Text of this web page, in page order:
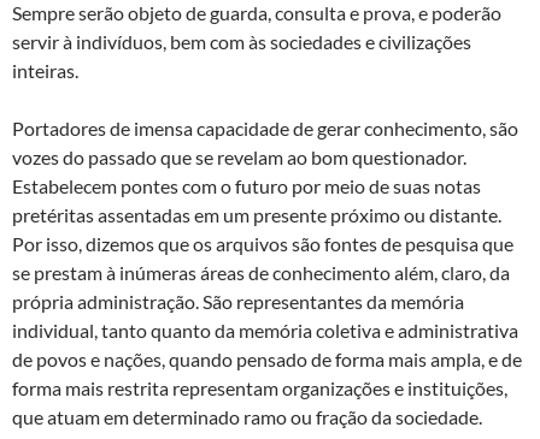
Sempre serão objeto de guarda, consulta e prova, e poderão
servir à indivíduos, bem com às sociedades e civilizações
inteiras.
Portadores de imensa capacidade de gerar conhecimento, são
vozes do passado que se revelam ao bom questionador.
Estabelecem pontes com o futuro por meio de suas notas
pretéritas assentadas em um presente próximo ou distante.
Por isso, dizemos que os arquivos são fontes de pesquisa que
se prestam à inúmeras áreas de conhecimento além, claro, da
própria administração. São representantes da memória
individual, tanto quanto da memória coletiva e administrativa
de povos e nações, quando pensado de forma mais ampla, e de
forma mais restrita representam organizações e instituições,
que atuam em determinado ramo ou fração da sociedade.